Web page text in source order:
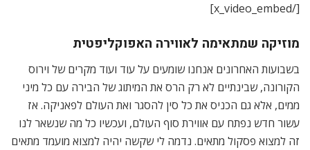
[/x_video_embed]
מוזיקה שמתאימה לאווירה האפוקליפטית
בשבועות האחרונים אנחנו שומעים על עוד ועוד מקרים של וירוס
הקורונה, שבינתיים לא רק הרס את המיתוג של הבירה עם כל מיני
ממים, אלא גם הכניס את כל סין להסגר ואת העולם לפאניקה. אז
עשור חדש נפתח עם אווירת סוף העולם, ועכשיו כל מה שנשאר לנו
זה למצוא פסקול מתאים. נדמה לי שקשה יהיה למצוא מועמד מתאים